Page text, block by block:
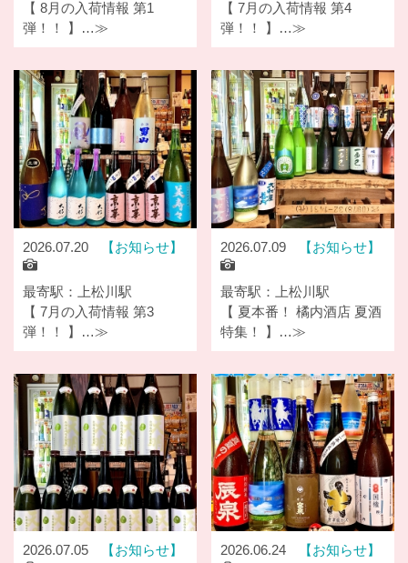
【 8月の入荷情報 第1
弾！！ 】…≫
【 7月の入荷情報 第4
弾！！ 】…≫
2026.07.20 お知らせ
最寄駅：上松川駅
【 7月の入荷情報 第3
弾！！ 】…≫
2026.07.09 お知らせ
最寄駅：上松川駅
【 夏本番！ 橘内酒店 夏酒
特集！ 】…≫
2026.07.05 お知らせ 2026.06.24 お知らせ